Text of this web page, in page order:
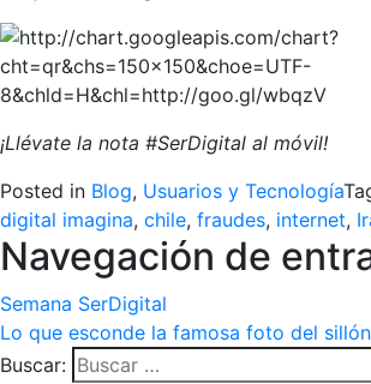
¡Llévate la nota #SerDigital al móvil!
Posted in Blog, Usuarios y Tecnología
digital imagina, chile, fraudes, internet,
Navegación de
Semana SerDigital
Lo que esconde la famosa foto del
Buscar: